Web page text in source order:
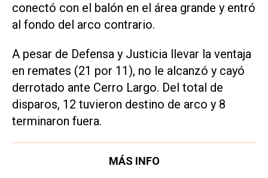
conectó con el balón en el área grande y entró
al fondo del arco contrario.
A pesar de Defensa y Justicia llevar la ventaja
en remates (21 por 11), no le alcanzó y cayó
derrotado ante Cerro Largo. Del total de
disparos, 12 tuvieron destino de arco y 8
terminaron fuera.
MÁS INFO